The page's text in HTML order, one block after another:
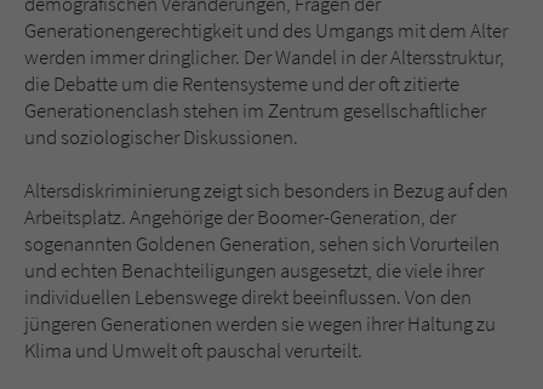
Generationengerechtigkeit und des Umgangs mit dem Alter
werden immer dringlicher. Der Wandel in der Altersstruktur,
die Debatte um die Rentensysteme und der oft zitierte
Generationenclash stehen im Zentrum gesellschaftlicher
und soziologischer Diskussionen.
Altersdiskriminierung zeigt sich besonders in Bezug auf den
Arbeitsplatz. Angehörige der Boomer-Generation, der
sogenannten Goldenen Generation, sehen sich Vorurteilen
und echten Benachteiligungen ausgesetzt, die viele ihrer
individuellen Lebenswege direkt beeinflussen. Von den
jüngeren Generationen werden sie wegen ihrer Haltung zu
Klima und Umwelt oft pauschal verurteilt.
Sicherheitscode des Kontaktformulars zu
überprüfen.